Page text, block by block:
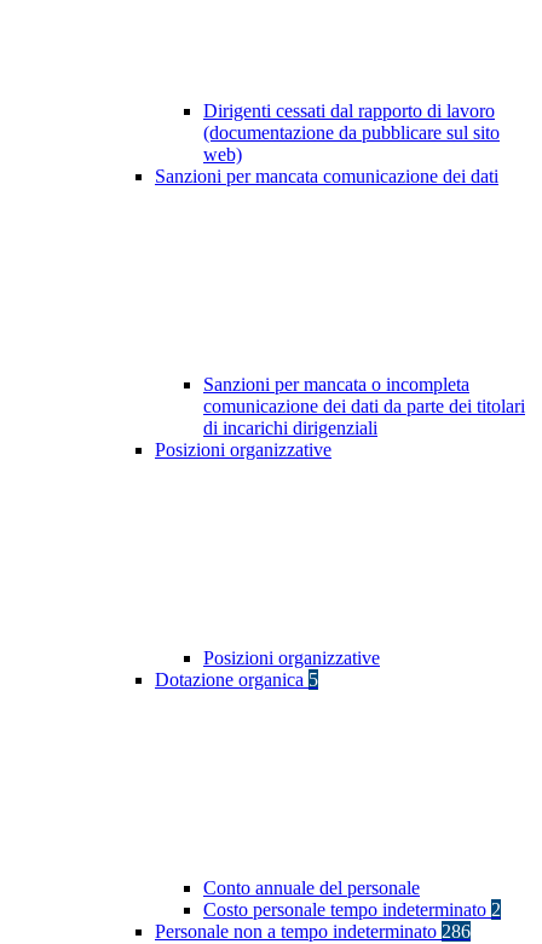
Dirigenti cessati dal rapporto di lavoro
(documentazione da pubblicare sul sito
web)
Sanzioni per mancata comunicazione dei dati
Sanzioni per mancata o incompleta
comunicazione dei dati da parte dei titolari
di incarichi dirigenziali
Posizioni organizzative
Posizioni organizzative
Dotazione organica 5
Conto annuale del personale
Costo personale tempo indeterminato 2
Personale non a tempo indeterminato 286